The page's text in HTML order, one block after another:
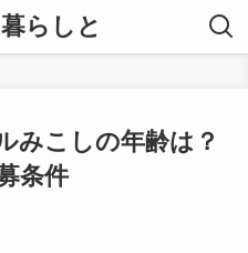
らしと
みこしの年齢は？
条件